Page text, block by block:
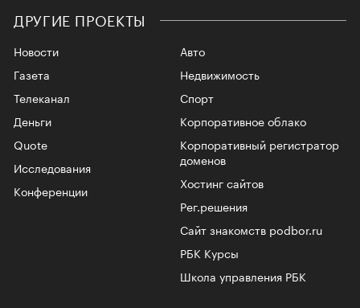
ДРУГИЕ ПРОЕКТЫ
Новости
Газета
Телеканал
Авто
Недвижимость
Спорт
Корпоративное облако
Корпоративный регистратор
доменов
Хостинг сайтов
Рег.решения
Сайт знакомств podbor.ru
РБК Курсы
Школа управления РБК
Деньги
Quote
Исследования
Конференции